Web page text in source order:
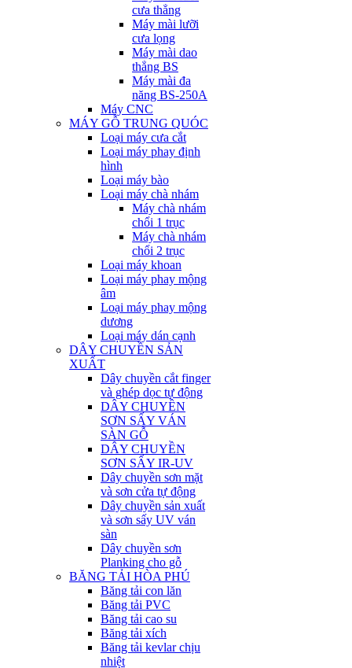
cưa thẳng
Máy mài lưỡi
cưa lọng
Máy mài dao
thẳng BS
Máy mài đa
năng BS-250A
Máy CNC
MÁY GỖ TRUNG QUÓC
Loại máy cưa cắt
Loại máy phay định
hình
Loại máy bào
Loại máy chà nhám
Máy chà nhám
chổi 1 trục
Máy chà nhám
chổi 2 trục
Loại máy khoan
Loại máy phay mộng
âm
Loại máy phay mộng
dương
Loại máy dán cạnh
DÂY CHUYỀN SẢN
XUẤT
Dây chuyền cắt finger
và ghép dọc tự động
DÂY CHUYỀN
SƠN SẤY VÁN
SÀN GỖ
DÂY CHUYỀN
SƠN SẤY IR-UV
Dây chuyền sơn mặt
và sơn cửa tự động
Dây chuyền sản xuất
và sơn sấy UV ván
sàn
Dây chuyền sơn
Planking cho gỗ
BĂNG TẢI HÒA PHÚ
Băng tải con lăn
Băng tải PVC
Băng tải cao su
Băng tải xích
Băng tải kevlar chịu
nhiệt